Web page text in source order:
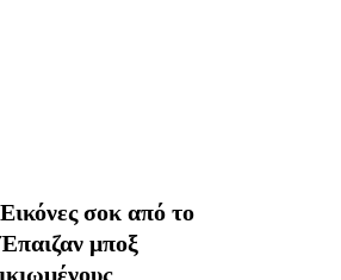
σοκ από το
μποξ